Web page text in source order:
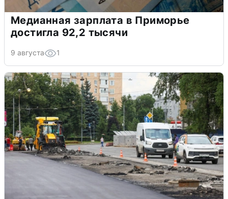
Медианная зарплата в Приморье
достигла 92,2 тысячи
9 августа 1